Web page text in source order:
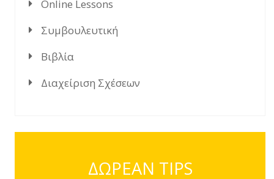
Online Lessons
Συμβουλευτική
Βιβλία
Διαχείριση Σχέσεων
ΔΩΡΕΑΝ TIPS